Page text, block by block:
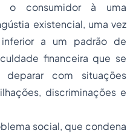
o consumidor à uma
existencial, uma vez
a um padrão de
financeira que se
com situações
discriminações e
social, que condena